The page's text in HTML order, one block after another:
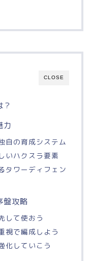
CLOSE
力
自の育成システム
いハクスラ要素
タワーディフェン
盤攻略
して使おう
視で編成しよう
化していこう